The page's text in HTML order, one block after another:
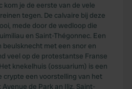
kom je de eerste van de vele
tegen. De calvaire bij deze
mede door de wedloop die
en Saint-Thégonnec. Een
beulsknecht met een snor en
veel op de protestantse Franse
knekelhuis (ossuarium) is een
crypte een voorstelling van het
Avenue de Park an Iliz, Saint-